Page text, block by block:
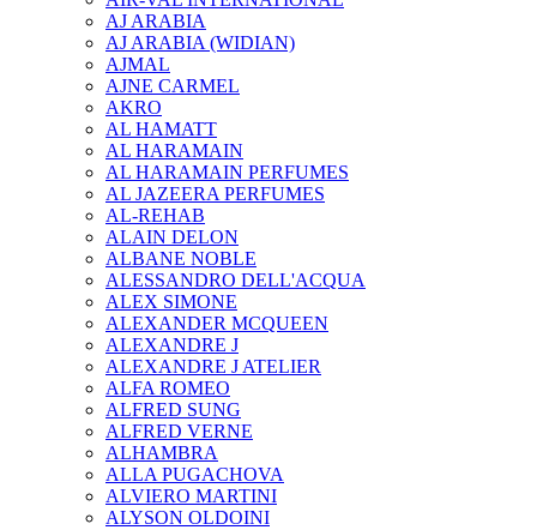
AJ ARABIA
AJ ARABIA (WIDIAN)
AJMAL
AJNE CARMEL
AKRO
AL HAMATT
AL HARAMAIN
AL HARAMAIN PERFUMES
AL JAZEERA PERFUMES
AL-REHAB
ALAIN DELON
ALBANE NOBLE
ALESSANDRO DELL'ACQUA
ALEX SIMONE
ALEXANDER MCQUEEN
ALEXANDRE J
ALEXANDRE J ATELIER
ALFA ROMEO
ALFRED SUNG
ALFRED VERNE
ALHAMBRA
ALLA PUGACHOVA
ALVIERO MARTINI
ALYSON OLDOINI